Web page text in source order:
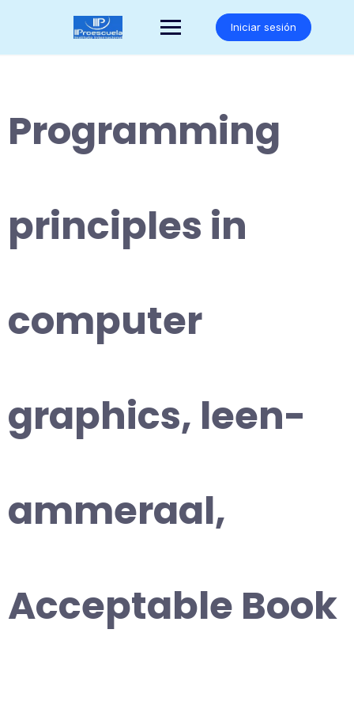
Iniciar sesión
Programming
principles in
computer
graphics, leen-
ammeraal,
Acceptable Book